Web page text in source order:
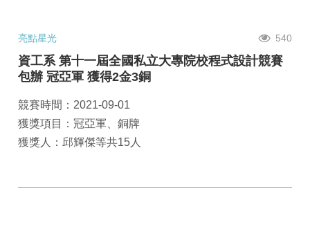
亮點星光 540
資工系 第十一屆全國私立大專院校程式設計競賽
包辦 冠亞軍 獲得2金3銅
競賽時間：2021-09-01
獲獎項目：冠亞軍、銅牌
獲獎人：邱輝傑等共15人